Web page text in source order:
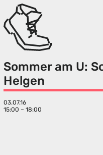
Sommer am U:
Helgen
03.07.16
15:00 – 18:00